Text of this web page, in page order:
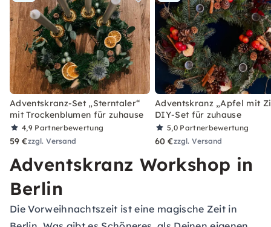
Adventskranz-Set „Sterntaler“
mit Trockenblumen für zuhause
4,9 Partnerbewertung
59 €zzgl. Versand
Adventskranz „Apfel mit
DIY-Set für zuhause
5,0 Partnerbewertung
60 €zzgl. Versand
Adventskranz Workshop in
Berlin
Die Vorweihnachtszeit ist eine magische Zeit in